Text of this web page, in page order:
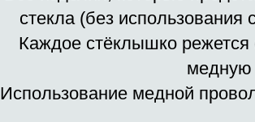
стекла (без
Каждое стёклышко режется
медную
Использование медной